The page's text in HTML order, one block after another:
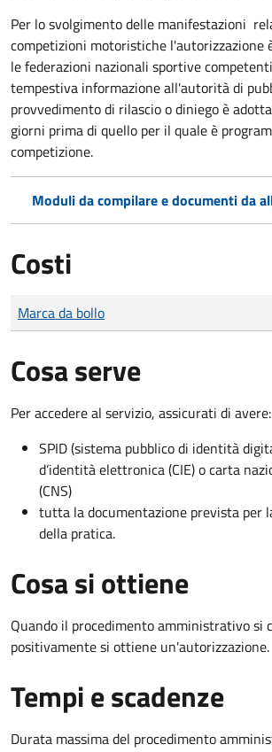
Per lo svolgimento delle manifestazioni
competizioni motoristiche l'autorizzazione
le federazioni nazionali sportive
tempestiva informazione all'autorità di
provvedimento di rilascio o diniego è
giorni prima di quello per il quale è
competizione.
Moduli da compilare e documenti da
Costi
Tipo di pagamento
Importo
Marca da bollo
Cosa serve
Per accedere al servizio, assicurati di avere:
SPID (sistema pubblico di identità
d’identità elettronica (CIE) o carta
(CNS)
tutta la documentazione prevista per
della pratica.
Cosa si ottiene
Quando il procedimento amministrativo si
positivamente si ottiene un'autorizzazione.
Tempi e scadenze
Durata massima del procedimento